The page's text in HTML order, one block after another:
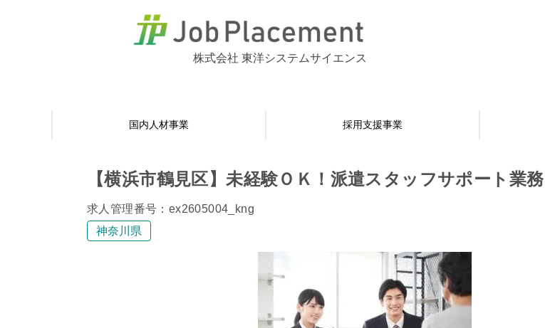
株式会社 東洋システムサイエンス
国内人材事業 採用支援事業
【横浜市鶴見区】未経験ＯＫ！派遣スタッフサポート業務
求人管理番号：ex2605004_kng
神奈川県